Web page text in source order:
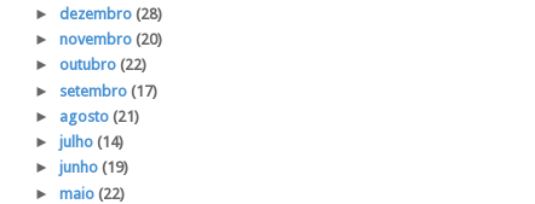
► dezembro (28)
► novembro (20)
► outubro (22)
► setembro (17)
► agosto (21)
► julho (14)
► junho (19)
► maio (22)